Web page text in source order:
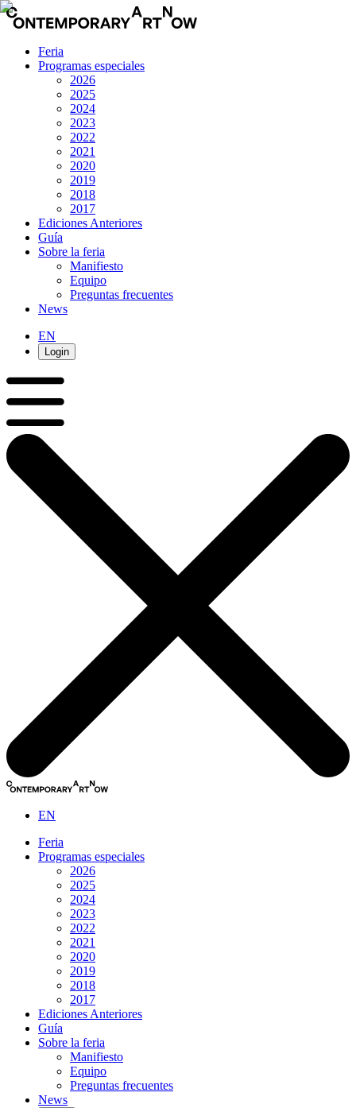
Feria
Programas especiales
2026
2025
2024
2023
2022
2021
2020
2019
2018
2017
Ediciones Anteriores
Guía
Sobre la feria
Manifiesto
Equipo
Preguntas frecuentes
News
EN
Login
EN
Feria
Programas especiales
2026
2025
2024
2023
2022
2021
2020
2019
2018
2017
Ediciones Anteriores
Guía
Sobre la feria
Manifiesto
Equipo
Preguntas frecuentes
News